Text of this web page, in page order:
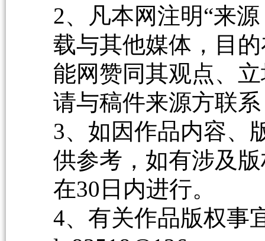
2、凡本网注明“来
载与其他媒体，目
能网赞同其观点、
请与稿件来源方联
3、如因作品内容、
供参考，如有涉及
在30日内进行。
4、有关作品版权事